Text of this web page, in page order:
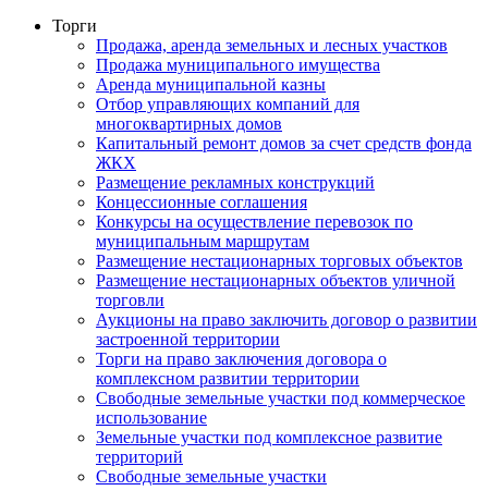
Торги
Продажа, аренда земельных и лесных участков
Продажа муниципального имущества
Аренда муниципальной казны
Отбор управляющих компаний для
многоквартирных домов
Капитальный ремонт домов за счет средств фонда
ЖКХ
Размещение рекламных конструкций
Концессионные соглашения
Конкурсы на осуществление перевозок по
муниципальным маршрутам
Размещение нестационарных торговых объектов
Размещение нестационарных объектов уличной
торговли
Аукционы на право заключить договор о развитии
застроенной территории
Торги на право заключения договора о
комплексном развитии территории
Свободные земельные участки под коммерческое
использование
Земельные участки под комплексное развитие
территорий
Свободные земельные участки